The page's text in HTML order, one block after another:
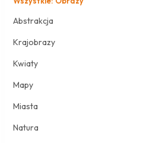
Abstrakcja
Krajobrazy
Kwiaty
Mapy
Miasta
Natura